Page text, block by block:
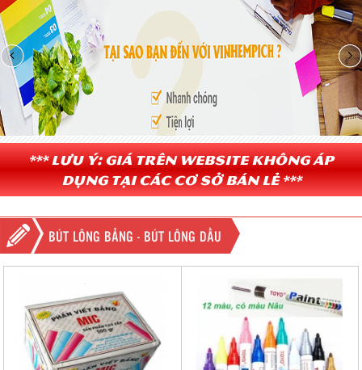
*** Lưu ý: Giá trên website không áp
dụng tại các cơ sở bán lẻ ***
BÚT LÔNG BẢNG - BÚT LÔNG DẦU